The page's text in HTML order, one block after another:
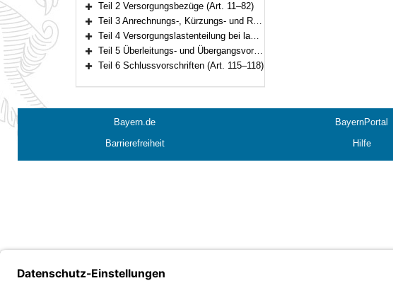
Bereich erweitern
Teil 2 Versorgungsbezüge (Art. 11–82)
Bereich erweitern
Teil 3 Anrechnungs-, Kürzungs- und Ruhensvorschriften (Art. 83–93)
Bereich erweitern
Teil 4 Versorgungslastenteilung bei landesinternen Dienstherrenwechseln (Art. 94–99a)
Bereich erweitern
Teil 5 Überleitungs- und Übergangsvorschriften (Art. 100–114i)
Teil 6 Schlussvorschriften (Art. 115–118)
Bayern.de BayernPortal
Barrierefreiheit
Hilfe